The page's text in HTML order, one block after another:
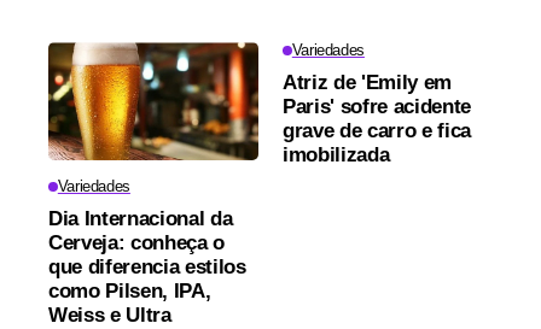
Variedades
Dia Internacional da
Cerveja: conheça o
que diferencia estilos
como Pilsen, IPA,
Weiss e Ultra
Variedades
Atriz de 'Emily em
Paris' sofre acidente
grave de carro e fica
imobilizada